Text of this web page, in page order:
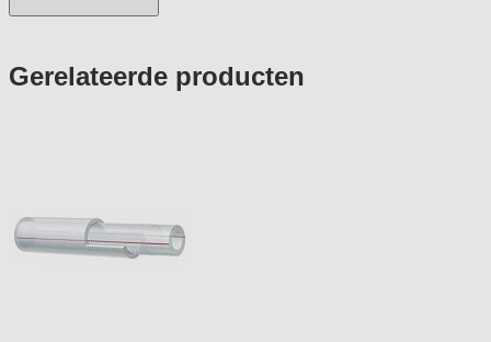
Press
Gerelateerde producten